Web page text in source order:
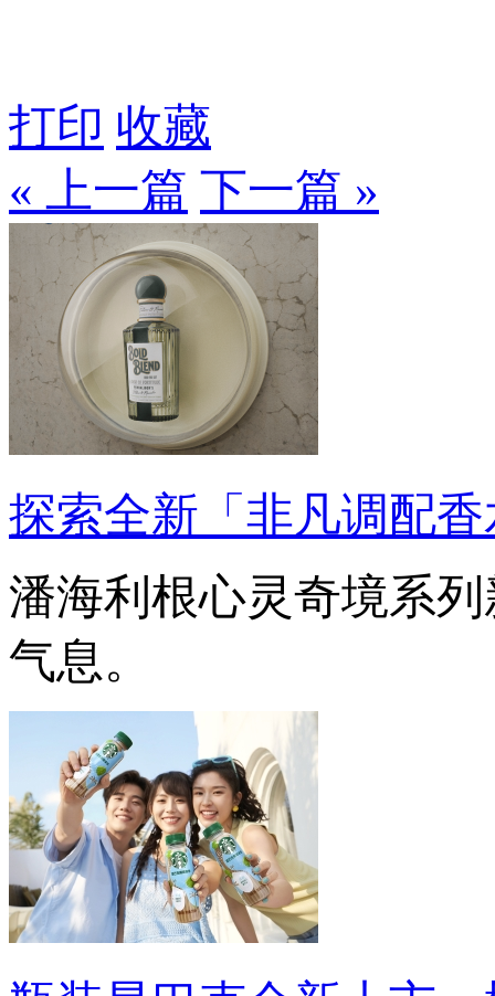
打印 收藏
« 上一篇 下一篇 »
探索全新「非凡调配
潘海利根心灵奇境系
气息。